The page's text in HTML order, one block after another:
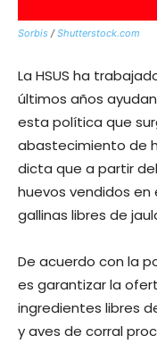
Sorbis /Shutterstock.com
La HSUS ha
últimos años
esta política que
abastecimiento de
dicta que a partir
huevos vendidos
gallinas libres de
De acuerdo con la
es garantizar la
ingredientes libres
y aves de corral